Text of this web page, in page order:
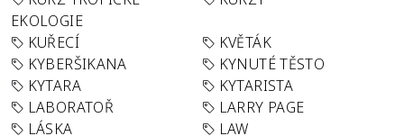
EKOLOGIE
KUŘECÍ
KVĚTÁK
KYBERŠIKANA
KYNUTÉ TĚSTO
KYTARA
KYTARISTA
LABORATOŘ
LARRY PAGE
LÁSKA
LAW